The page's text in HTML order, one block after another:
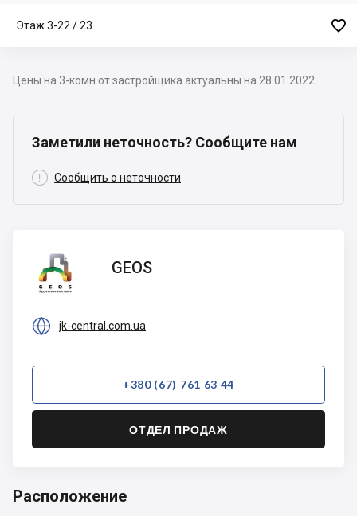
Этаж 3-22 / 23 
Цены на 3-комн от застройщика актуальны на 28.01.2022
Заметили неточность? Сообщите нам
 Сообщить о неточности
GEOS
GEOS
 jk-central.com.ua
+380 (67) 761 63 44
ОТДЕЛ ПРОДАЖ
Расположение